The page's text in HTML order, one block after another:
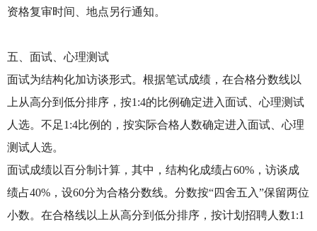
资格复审时间、地点另行通知。
五、面试、心理测试
面试为结构化加访谈形式。根据笔试成绩，在合格分数线以
上从高分到低分排序，按1:4的比例确定进入面试、心理测试
人选。不足1:4比例的，按实际合格人数确定进入面试、心理
测试人选。
面试成绩以百分制计算，其中，结构化成绩占60%，访谈成
绩占40%，设60分为合格分数线。分数按“四舍五入”保留两位
小数。在合格线以上从高分到低分排序，按计划招聘人数1:1